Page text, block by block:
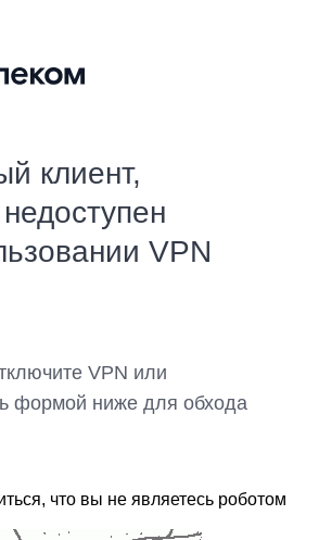
клиент,
VPN
VPN или
формой ниже для обхода
что вы не являетесь роботом